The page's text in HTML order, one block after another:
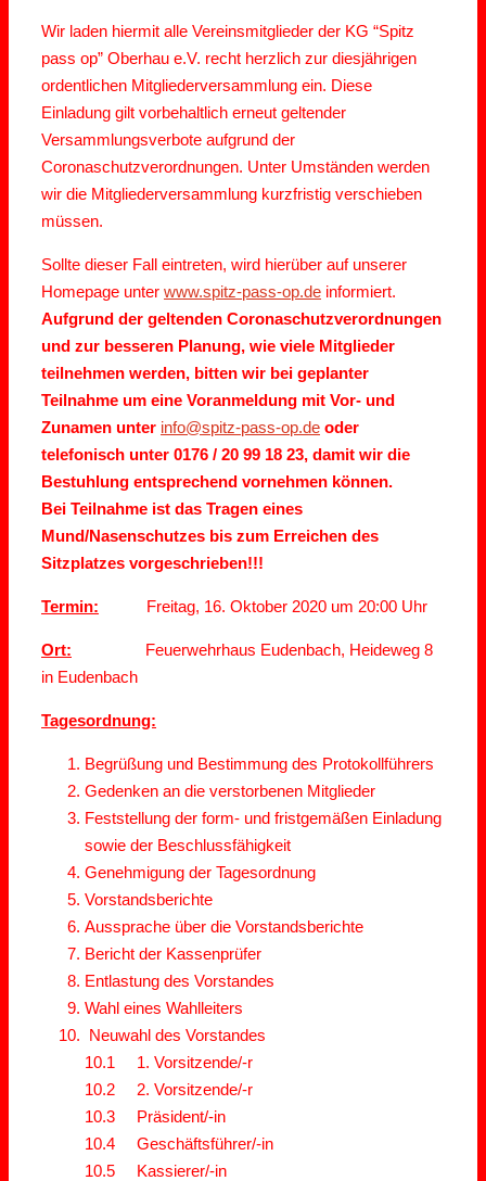
Wir laden hiermit alle Vereinsmitglieder der KG “Spitz
pass op” Oberhau e.V. recht herzlich zur diesjährigen
ordentlichen Mitgliederversammlung ein. Diese
Einladung gilt vorbehaltlich erneut geltender
Versammlungsverbote aufgrund der
Coronaschutzverordnungen. Unter Umständen werden
wir die Mitgliederversammlung kurzfristig verschieben
müssen.
Sollte dieser Fall eintreten, wird hierüber auf unserer
Homepage unter www.spitz-pass-op.de informiert.
Aufgrund der geltenden Coronaschutzverordnungen
und zur besseren Planung, wie viele Mitglieder
teilnehmen werden, bitten wir bei geplanter
Teilnahme um eine Voranmeldung mit Vor- und
Zunamen unter info@spitz-pass-op.de oder
telefonisch unter 0176 / 20 99 18 23, damit wir die
Bestuhlung entsprechend vornehmen können.
Bei Teilnahme ist das Tragen eines
Mund/Nasenschutzes bis zum Erreichen des
Sitzplatzes vorgeschrieben!!!
Termin: Freitag, 16. Oktober 2020 um 20:00 Uhr
Ort: Feuerwehrhaus Eudenbach, Heideweg 8
in Eudenbach
Tagesordnung:
Begrüßung und Bestimmung des Protokollführers
Gedenken an die verstorbenen Mitglieder
Feststellung der form- und fristgemäßen Einladung
sowie der Beschlussfähigkeit
Genehmigung der Tagesordnung
Vorstandsberichte
Aussprache über die Vorstandsberichte
Bericht der Kassenprüfer
Entlastung des Vorstandes
Wahl eines Wahlleiters
Neuwahl des Vorstandes
10.1 1. Vorsitzende/-r
10.2 2. Vorsitzende/-r
10.3 Präsident/-in
10.4 Geschäftsführer/-in
10.5 Kassierer/-in